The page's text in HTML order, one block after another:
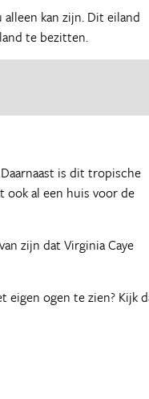
kan zijn. Dit eiland
te bezitten.
is dit tropische
ook al een huis voor de
zijn dat Virginia Caye
eigen ogen te zien? Kijk